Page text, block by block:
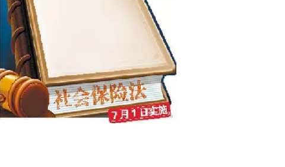
广州非户籍补缴社保或纳
税证明不可购房
住房公积金基数标准 简单
易懂的计算方法
李斌：扩大就业再就业 建
立促进就业长效
林羿：美国的基金业在金
融危机中为啥受损不大